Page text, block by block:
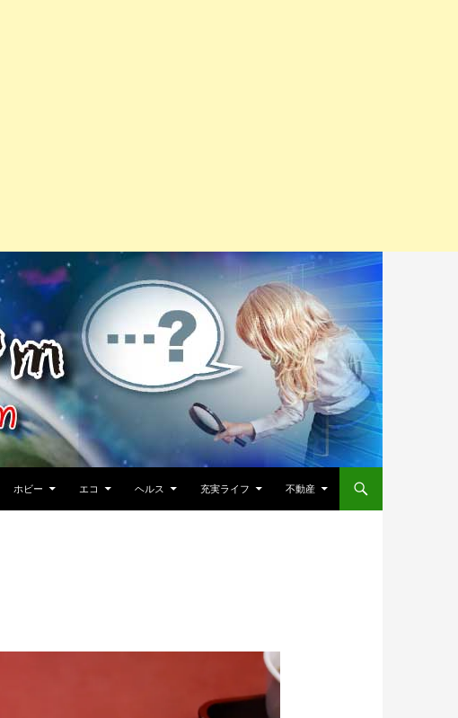
ホビー エコ ヘルス 充実ライフ 不動産